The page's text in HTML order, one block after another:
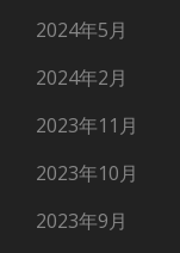
2024年5月
2024年2月
2023年11月
2023年10月
2023年9月